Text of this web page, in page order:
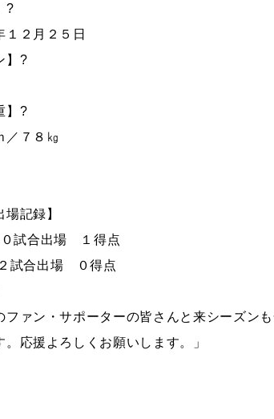
?
２月２５日
】?
】?
７８㎏
場記録】
試合出場 １得点
試合出場 ０得点
ファン・サポーターの皆さんと来シーズン
。応援よろしくお願いします。」